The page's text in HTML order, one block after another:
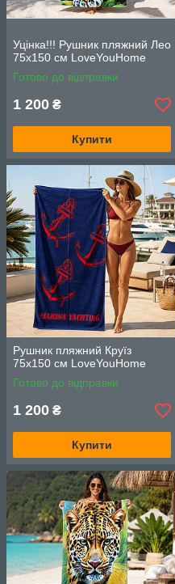
Уцінка!!! Рушник пляжний Лео
75х150 см LoveYouHome
Готово до відправки
1 200 ₴
Купити
Рушник пляжний Круїз
75х150 см LoveYouHome
Готово до відправки
1 200 ₴
Купити